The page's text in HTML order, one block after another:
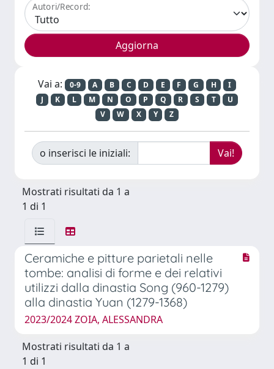
Autori/Record:
Vai a: 0-9 A B C D E F G H
I
J
K L M N O P Q R S T
U
V
W X Y Z
o inserisci le iniziali:
Mostrati risultati da 1 a
1 di 1
Ceramiche e pitture parietali nelle
tombe: analisi di forme e dei relativi
utilizzi dalla dinastia Song (960-1279)
alla dinastia Yuan (1279-1368)
2023/2024 ZOIA, ALESSANDRA
Mostrati risultati da 1 a
1 di 1